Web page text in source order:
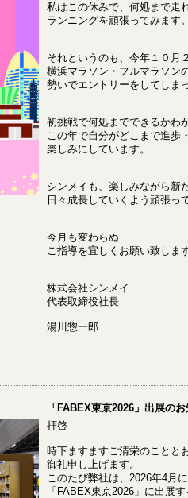
私はこの休みで、何処まで走
ランニングを頑張ってみます
それというのも、今年１０月
横浜マラソン・フルマラソン
勢いでエントリーをしてしま
初挑戦で何処までできるかわ
この年で自分がどこまで進歩
楽しみにしています。
シンメイも、楽しみながら新
日々成長していくよう頑張っ
今月も変わらぬ
ご指導を宜しくお願い致しま
株式会社シンメイ
代表取締役社長
湯川惣一郎
「FABEX東京2026」出展の
拝啓
時下ますますご清栄のことと
御礼申し上げます。
このたび弊社は、2026年4月
「FABEX東京2026」に出展